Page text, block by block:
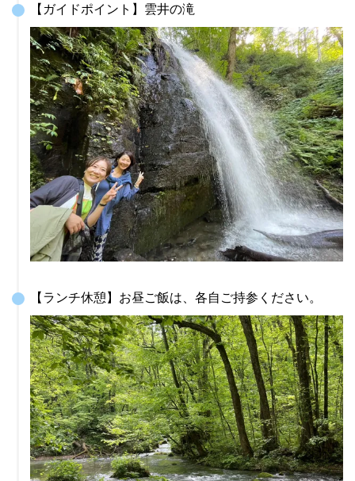
【ガイドポイント】雲井の滝
【ランチ休憩】お昼ご飯は、各自ご持参ください。